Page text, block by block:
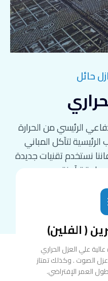
حائل
الرئيسي من الحرارة
لتآكل المباني
نستخدم تقنيات جديدة
آمنة.
( الفلين)
عالية علي العزل الحراري
الصوت . وكذلك تمتاز
العمر الإفتراضي.